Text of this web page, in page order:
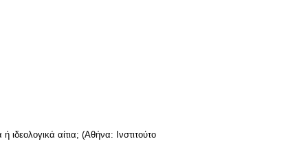
αίτια; (Αθήνα: Ινστιτούτο